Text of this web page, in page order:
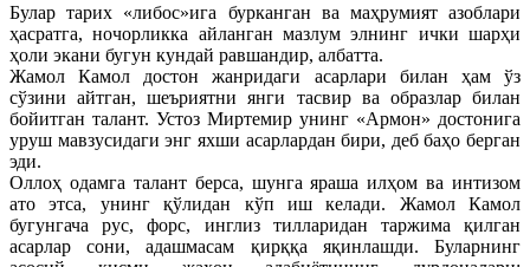
Булар тарих «либос»ига бурканган ва маҳрумият азоблари
ҳасратга, ночорликка айланган мазлум элнинг ички шарҳи
ҳоли экани бугун кундай равшандир, албатта.
Жамол Камол достон жанридаги асарлари билан ҳам ўз
сўзини айтган, шеъриятни янги тасвир ва образлар билан
бойитган талант. Устоз Миртемир унинг «Армон» достонига
уруш мавзусидаги энг яхши асарлардан бири, деб баҳо берган
эди.
Оллоҳ одамга талант берса, шунга яраша илҳом ва интизом
ато этса, унинг қўлидан кўп иш келади. Жамол Камол
бугунгача рус, форс, инглиз тилларидан таржима қилган
асарлар сони, адашмасам қирққа яқинлашди. Буларнинг